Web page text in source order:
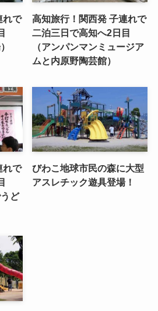
れで
高知旅行！関西発 子連れで
二泊三日で高知へ2日目
（アンパンマンミュージア
ムと内原野陶芸館）
れで
ど
びわこ地球市民の森に大型
アスレチック遊具登場！